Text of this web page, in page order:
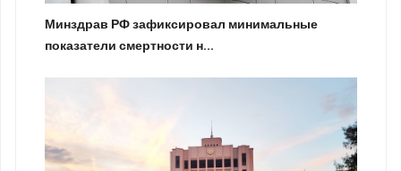
Минздрав РФ зафиксировал минимальные
показатели смертности н...